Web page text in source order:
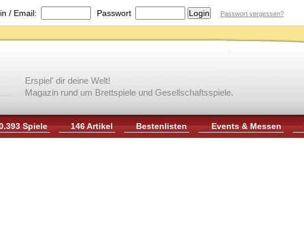
/ Email: Passwort Passwort vergessen?
Erspiel' dir deine Welt!
Magazin rund um Brettspiele und Gesellschaftsspiele.
Spiele 146 Artikel Bestenlisten Events & Messen